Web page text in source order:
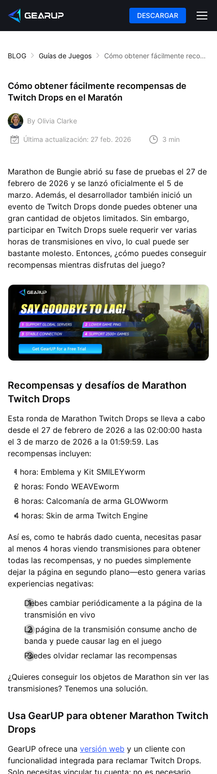
DESCARGAR
BLOG Guías de Juegos Cómo obtener fácilmente recompensas de Twitch Drops en el Maratón
Cómo obtener fácilmente recompensas de
Twitch Drops en el Maratón
By Olivia Clarke
Última actualización: 27 feb. 2026 3 min
Marathon de Bungie abrió su fase de pruebas el 27 de
febrero de 2026 y se lanzó oficialmente el 5 de
marzo. Además, el desarrollador también inició un
evento de Twitch Drops donde puedes obtener una
gran cantidad de objetos limitados. Sin embargo,
participar en Twitch Drops suele requerir ver varias
horas de transmisiones en vivo, lo cual puede ser
bastante molesto. Entonces, ¿cómo puedes conseguir
recompensas mientras disfrutas del juego?
Recompensas y desafíos de Marathon
Twitch Drops
Esta ronda de Marathon Twitch Drops se lleva a cabo
desde el 27 de febrero de 2026 a las 02:00:00 hasta
el 3 de marzo de 2026 a la 01:59:59. Las
recompensas incluyen:
1 hora: Emblema y Kit SMILEYworm
2 horas: Fondo WEAVEworm
3 horas: Calcomanía de arma GLOWworm
4 horas: Skin de arma Twitch Engine
Así es, como te habrás dado cuenta, necesitas pasar
al menos 4 horas viendo transmisiones para obtener
todas las recompensas, y no puedes simplemente
dejar la página en segundo plano—esto genera varias
experiencias negativas:
Debes cambiar periódicamente a la página de la
transmisión en vivo
La página de la transmisión consume ancho de
banda y puede causar lag en el juego
Puedes olvidar reclamar las recompensas
¿Quieres conseguir los objetos de Marathon sin ver las
transmisiones? Tenemos una solución.
Usa GearUP para obtener Marathon Twitch
Drops
GearUP ofrece una versión web y un cliente con
funcionalidad integrada para reclamar Twitch Drops.
Solo necesitas vincular tu cuenta; no es necesario